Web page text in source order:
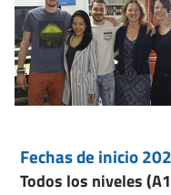
Fechas de inicio
Todos los niveles